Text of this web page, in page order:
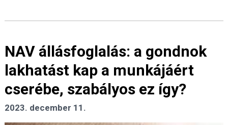
NAV állásfoglalás: a gondnok
lakhatást kap a munkájáért
cserébe, szabályos ez így?
2023. december 11.